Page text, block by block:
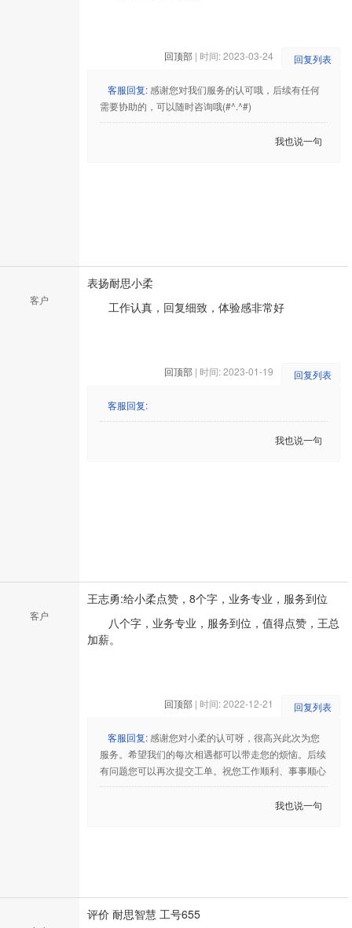
回顶部 | 时间: 2023-03-24 回复列表
客服回复:感谢您对我们服务的认可哦，后续有任何
需要协助的，可以随时咨询哦(#^.^#)
我也说一句
客户
表扬耐思小柔
工作认真，回复细致，体验感非常好
回顶部 | 时间: 2023-01-19 回复列表
客服回复:
我也说一句
客户
王志勇:给小柔点赞，8个字，业务专业，服务到位
八个字，业务专业，服务到位，值得点赞，王总
加薪。
回顶部 | 时间: 2022-12-21 回复列表
客服回复:感谢您对小柔的认可呀，很高兴此次为您
服务。希望我们的每次相遇都可以带走您的烦恼。后续
有问题您可以再次提交工单。祝您工作顺利、事事顺心
我也说一句
评价 耐思智慧 工号655